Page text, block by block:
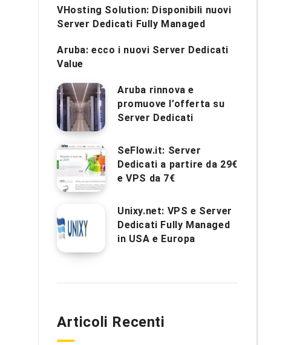
VHosting Solution: Disponibili nuovi
Server Dedicati Fully Managed
Aruba: ecco i nuovi Server Dedicati
Value
Aruba rinnova e
promuove l’offerta su
Server Dedicati
SeFlow.it: Server
Dedicati a partire da 29€
e VPS da 7€
Unixy.net: VPS e Server
Dedicati Fully Managed
in USA e Europa
Articoli Recenti